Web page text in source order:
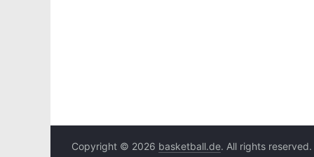
Copyright © 2026 basketball.de. All rights reserved.